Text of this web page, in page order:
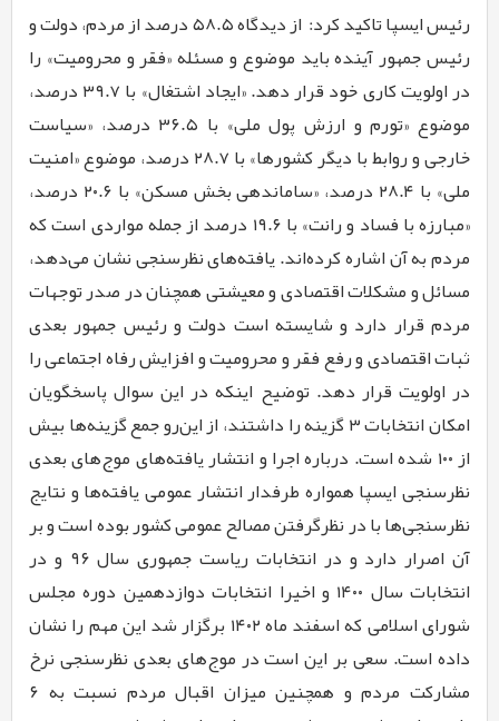
رئیس ایسپا تاکید کرد: از دیدگاه ۵۸.۵ درصد از مردم، دولت و
رئیس جمهور آینده باید موضوع و مسئله «فقر و محرومیت» را
در اولویت کاری خود قرار دهد. «ایجاد اشتغال» با ۳۹.۷ درصد،
موضوع «تورم و ارزش پول ملی» با ۳۶.۵ درصد، «سیاست
خارجی و روابط با دیگر کشورها» با ۲۸.۷ درصد، موضوع «امنیت
ملی» با ۲۸.۴ درصد، «ساماندهی بخش مسکن» با ۲۰.۶ درصد،
«مبارزه با فساد و رانت» با ۱۹.۶ درصد از جمله مواردی است که
مردم به آن اشاره کرده‌اند. یافته‌های نظرسنجی نشان می‌دهد،
مسائل و مشکلات اقتصادی و معیشتی همچنان در صدر توجهات
مردم قرار دارد و شایسته است دولت و رئیس جمهور بعدی
ثبات اقتصادی و رفع فقر و محرومیت و افزایش رفاه اجتماعی را
در اولویت قرار دهد. توضیح اینکه در این سوال پاسخگویان
امکان انتخابات ۳ گزینه را داشتند، از این‌رو جمع گزینه‌ها بیش
از ۱۰۰ شده است. درباره اجرا و انتشار یافته‌های موج‌های بعدی
نظرسنجی‌ ایسپا همواره طرفدار انتشار عمومی یافته‌ها و نتایج
نظرسنجی‌ها با در نظرگرفتن مصالح عمومی کشور بوده است و بر
آن اصرار دارد و در انتخابات ریاست جمهوری سال ۹۶ و در
انتخابات سال ۱۴۰۰ و اخیرا انتخابات دوازدهمین دوره مجلس
شورای اسلامی که اسفند ماه ۱۴۰۲ برگزار شد این مهم را نشان
داده است. سعی بر این است در موج‌های بعدی نظرسنجی نرخ
مشارکت مردم و همچنین میزان اقبال مردم نسبت به ۶